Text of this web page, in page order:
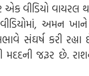
એક વીડિયો વાયરલ
વીડિયોમાં, અમન
સંઘર્ષ કરી રહ્યા
મદદની જરૂર છે.